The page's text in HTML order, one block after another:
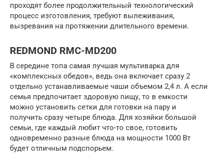
проходят более продолжительный технологический
процесс изготовления, требуют вылеживания,
вызревания на протяжении длительного времени.
REDMOND RMC-MD200
В середине топа самая лучшая мультиварка для
«комплексных обедов», ведь она включает сразу 2
отдельно устанавливаемые чаши объемом 2,4 л. А если
семья предпочитает здоровую пищу, то в емкости
можно установить сетки для готовки на пару и
получить сразу четыре блюда. Для хозяйки большой
семьи, где каждый любит что-то свое, готовить
одновременно разные блюда на мощности 1000 Вт
будет отличным подспорьем.